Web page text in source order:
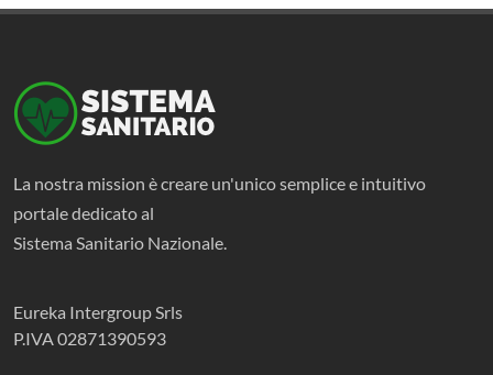
La nostra mission è creare un'unico semplice e intuitivo
portale dedicato al
Sistema Sanitario Nazionale.
Eureka Intergroup Srls
P.IVA 02871390593